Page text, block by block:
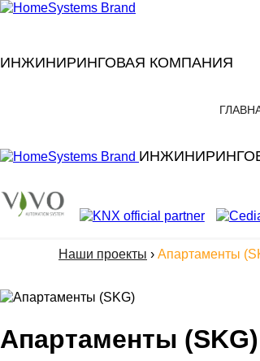
ИНЖИНИРИНГОВАЯ КОМПАНИЯ
Наши проекты › Апартаменты
Апартаменты (SKG)